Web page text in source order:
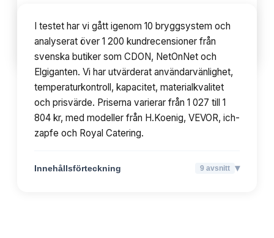
Innehållsförteckning 9avsnitt
I testet har vi gått igenom 10 bryggsystem och
analyserat över 1 200 kundrecensioner från
svenska butiker som CDON, NetOnNet och
Elgiganten. Vi har utvärderat användarvänlighet,
temperaturkontroll, kapacitet, materialkvalitet
och prisvärde. Priserna varierar från 1 027 till 1
804 kr, med modeller från H.Koenig, VEVOR, ich-
zapfe och Royal Catering.
Innehållsförteckning 9 avsnitt ▾